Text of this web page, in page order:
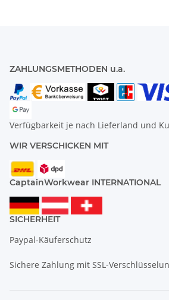
ZAHLUNGSMETHODEN u.a.
Verfügbarkeit je nach Lieferland und
WIR VERSCHICKEN MIT
CaptainWorkwear INTERNATIONAL
SICHERHEIT
Paypal-Käuferschutz
Sichere Zahlung mit SSL-